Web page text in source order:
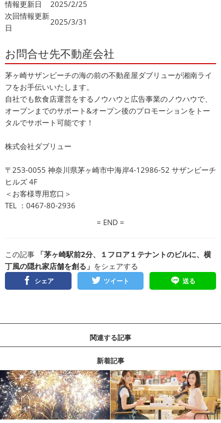
情報更新日
2025/2/25
次回情報更新
日
2025/3/31
お問合せ先不動産会社
茅ヶ崎サザンビーチの海の前の不動産屋ダブリューが湘南ライ
フをお手伝いいたします。
自社でも飲食店運営をするノウハウと広告事業のノウハウで、
オープンまでのサポート&オープン後のプロモーションをトー
タルでサポート可能です！
株式会社ダブリュー
〒253-0055 神奈川県茅ヶ崎市中海岸4-12986-52 サザンビーチ
ヒルズ 4F
＜お客様専用窓口＞
TEL ：0467-80-2936
= END =
この記事
「茅ヶ崎駅前2分、１フロア１テナントのビルに、横
丁風の隠れ家店舗を創る」 をシェアする
シェア ツイート 送る
関連する記事
新着記事